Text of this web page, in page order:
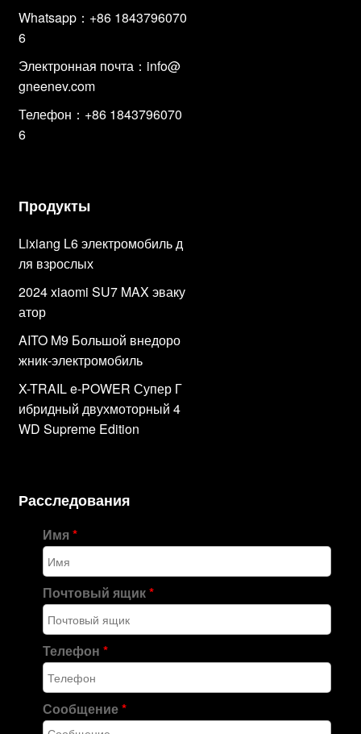
Whatsapp：+86 1843796070
6
Электронная почта： info@
gneenev.com
Телефон：+86 1843796070
6
Продукты
Lixiang L6 электромобиль д
ля взрослых
2024 xiaomi SU7 MAX эваку
атор
AITO M9 Большой внедоро
жник-электромобиль
X-TRAIL e-POWER Супер Г
ибридный двухмоторный 4
WD Supreme Edition
Расследования
Имя*
Почтовый ящик*
Телефон*
Сообщение*